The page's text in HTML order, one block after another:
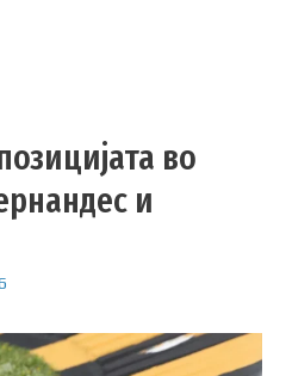
во
и